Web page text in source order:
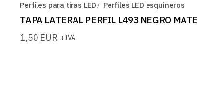
Perfiles para tiras LED Perfiles LED esquineros
TAPA LATERAL PERFIL L493 NEGRO MATE
1,50 EUR +IVA